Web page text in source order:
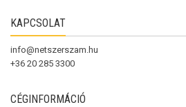
KAPCSOLAT
info@netszerszam.hu
+36 20 285 3300
CÉGINFORMÁCIÓ